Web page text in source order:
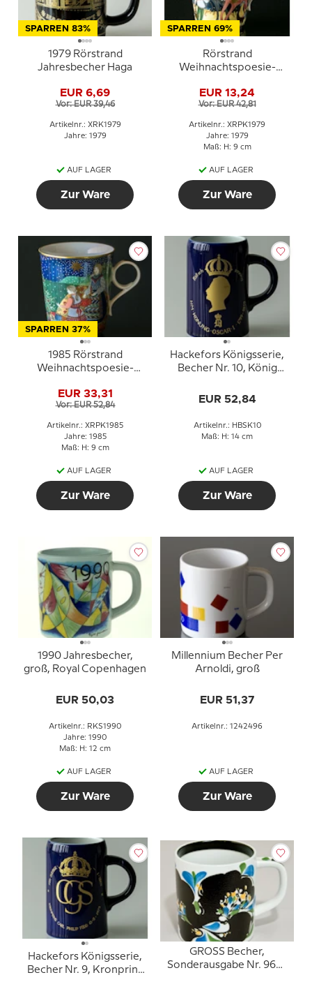
SPARREN 83%
1979 Rörstrand
Jahresbecher Haga
EUR 6,69
Vor: EUR 39,46
Artikelnr.: XRK1979
Jahre: 1979
AUF LAGER
Zur Ware
SPARREN 69%
Rörstrand
Weihnachtspoesie-
EUR 13,24
Vor: EUR 42,81
Artikelnr.: XRPK1979
Jahre: 1979
Maß: H: 9 cm
AUF LAGER
Zur Ware
SPARREN 37%
1985 Rörstrand
Weihnachtspoesie-
EUR 33,31
Vor: EUR 52,84
Artikelnr.: XRPK1985
Jahre: 1985
Maß: H: 9 cm
AUF LAGER
Zur Ware
Hackefors Königsserie,
Becher Nr. 10, König
EUR 52,84
Artikelnr.: HBSK10
Maß: H: 14 cm
AUF LAGER
Zur Ware
1990 Jahresbecher,
groß, Royal Copenhagen
EUR 50,03
Artikelnr.: RKS1990
Jahre: 1990
Maß: H: 12 cm
AUF LAGER
Zur Ware
Millennium Becher Per
Arnoldi, groß
EUR 51,37
Artikelnr.: 1242496
AUF LAGER
Zur Ware
Hackefors Königsserie,
Becher Nr. 9, Kronprinz
GROSS Becher,
Sonderausgabe Nr. 960-